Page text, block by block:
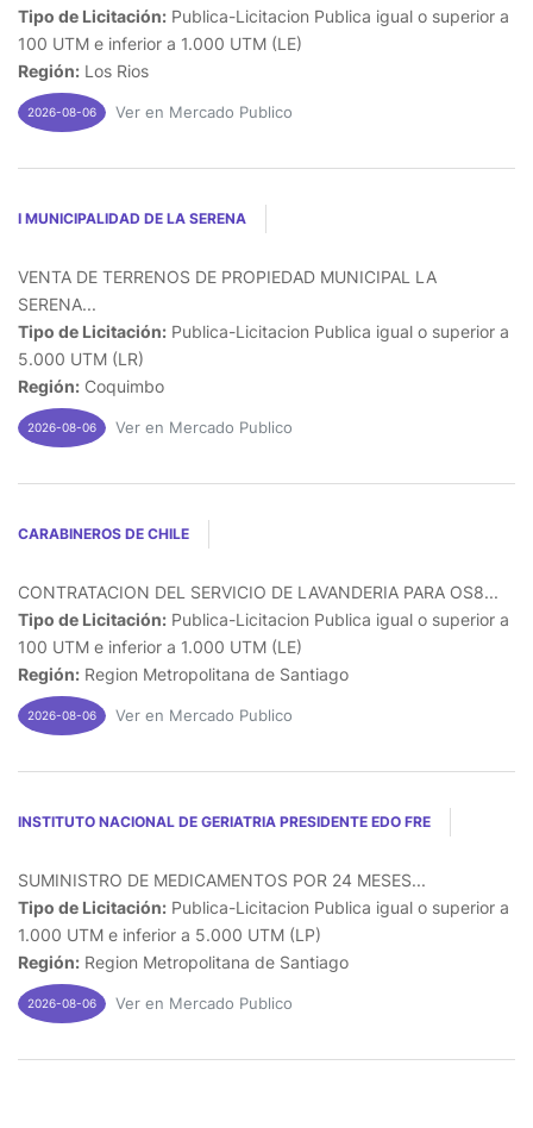
Tipo de Licitación: Publica-Licitacion Publica igual o superior a
100 UTM e inferior a 1.000 UTM (LE)
Región: Los Rios
2026-08-06 Ver en Mercado Publico
I MUNICIPALIDAD DE LA SERENA
VENTA DE TERRENOS DE PROPIEDAD MUNICIPAL LA
SERENA...
Tipo de Licitación: Publica-Licitacion Publica igual o superior a
5.000 UTM (LR)
Región: Coquimbo
2026-08-06 Ver en Mercado Publico
CARABINEROS DE CHILE
CONTRATACION DEL SERVICIO DE LAVANDERIA PARA OS8...
Tipo de Licitación: Publica-Licitacion Publica igual o superior a
100 UTM e inferior a 1.000 UTM (LE)
Región: Region Metropolitana de Santiago
2026-08-06 Ver en Mercado Publico
INSTITUTO NACIONAL DE GERIATRIA PRESIDENTE EDO FRE
SUMINISTRO DE MEDICAMENTOS POR 24 MESES...
Tipo de Licitación: Publica-Licitacion Publica igual o superior a
1.000 UTM e inferior a 5.000 UTM (LP)
Región: Region Metropolitana de Santiago
2026-08-06 Ver en Mercado Publico